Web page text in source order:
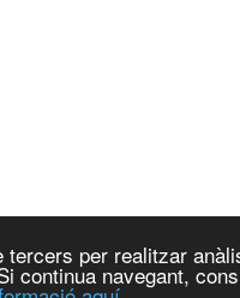
per realitzar
continua navegant,